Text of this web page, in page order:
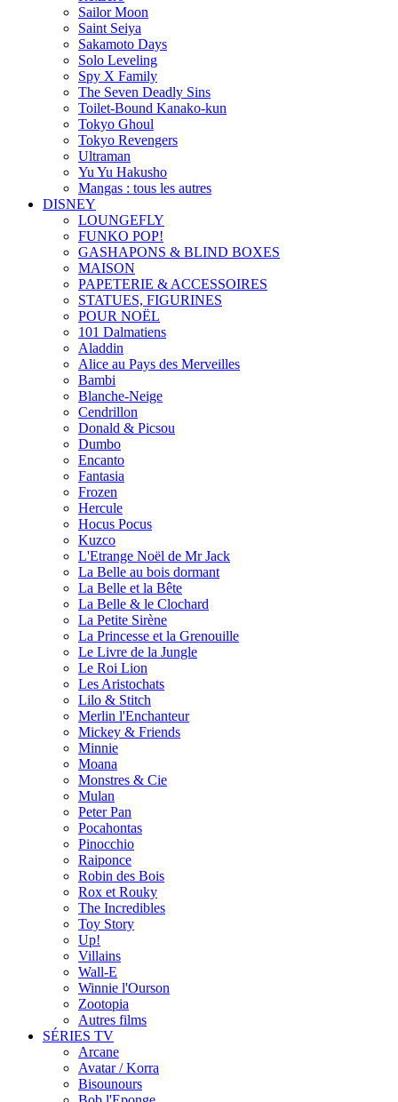
Sailor Moon
Saint Seiya
Sakamoto Days
Solo Leveling
Spy X Family
The Seven Deadly Sins
Toilet-Bound Kanako-kun
Tokyo Ghoul
Tokyo Revengers
Ultraman
Yu Yu Hakusho
Mangas : tous les autres
DISNEY
LOUNGEFLY
FUNKO POP!
GASHAPONS & BLIND BOXES
MAISON
PAPETERIE & ACCESSOIRES
STATUES, FIGURINES
POUR NOËL
101 Dalmatiens
Aladdin
Alice au Pays des Merveilles
Bambi
Blanche-Neige
Cendrillon
Donald & Picsou
Dumbo
Encanto
Fantasia
Frozen
Hercule
Hocus Pocus
Kuzco
L'Etrange Noël de Mr Jack
La Belle au bois dormant
La Belle et la Bête
La Belle & le Clochard
La Petite Sirène
La Princesse et la Grenouille
Le Livre de la Jungle
Le Roi Lion
Les Aristochats
Lilo & Stitch
Merlin l'Enchanteur
Mickey & Friends
Minnie
Moana
Monstres & Cie
Mulan
Peter Pan
Pocahontas
Pinocchio
Raiponce
Robin des Bois
Rox et Rouky
The Incredibles
Toy Story
Up!
Villains
Wall-E
Winnie l'Ourson
Zootopia
Autres films
SÉRIES TV
Arcane
Avatar / Korra
Bisounours